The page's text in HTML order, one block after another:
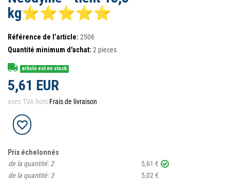
kg⭐⭐⭐⭐⭐
Référence de l’article: 2506
Quantité minimum d'achat: 2 pieces
article est en stock
5,61 EUR
avec TVA hors Frais de livraison
Prix échelonnés
de la quantité:2
5,61 €
de la quantité:3
5,02 €